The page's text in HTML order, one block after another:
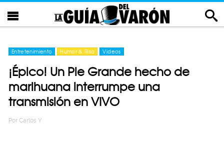
Entretenimiento Humor & Risa Videos
¡Épico! Un Pie Grande hecho de
marihuana interrumpe una
transmisión en VIVO
Por Carlos Y